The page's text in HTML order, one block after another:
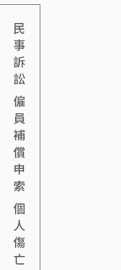
民
事
訴
訟
僱
員
補
償
申
索
個
人
傷
亡